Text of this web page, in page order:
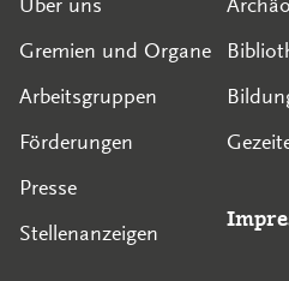
Gremien und Organe
Arbeitsgruppen
Förderungen
Presse
Stellenanzeigen